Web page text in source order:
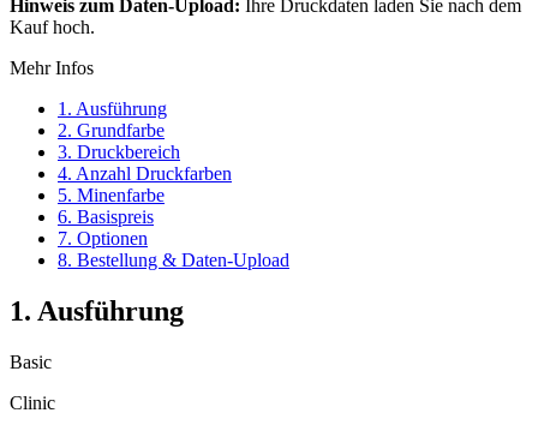
Hinweis zum Daten-Upload: Ihre Druckdaten laden Sie nach dem
Kauf hoch.
Mehr Infos
1. Ausführung
2. Grundfarbe
3. Druckbereich
4. Anzahl Druckfarben
5. Minenfarbe
6. Basispreis
7. Optionen
8. Bestellung & Daten-Upload
1. Ausführung
Basic
Clinic